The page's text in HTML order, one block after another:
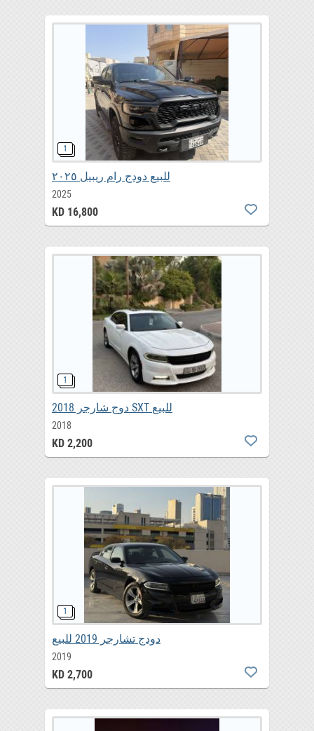
للبيع دودج رام ريبيل ٢٠٢٥
2025
KD 16,800
دوج شارجر 2018 SXT للبيع
2018
KD 2,200
دودج تشارجر 2019 للبيع
2019
KD 2,700